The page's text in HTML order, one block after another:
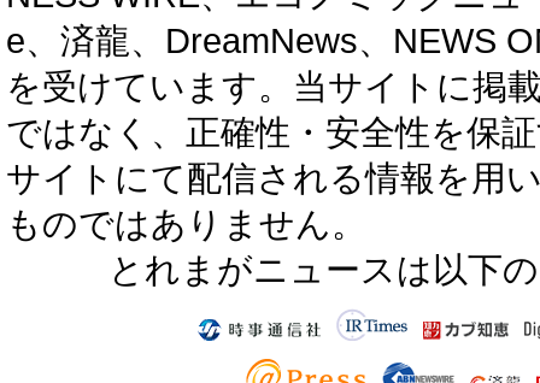
e、済龍、DreamNews、NEWS
を受けています。当サイトに掲
ではなく、正確性・安全性を保
サイトにて配信される情報を用
ものではありません。
とれまがニュースは以下